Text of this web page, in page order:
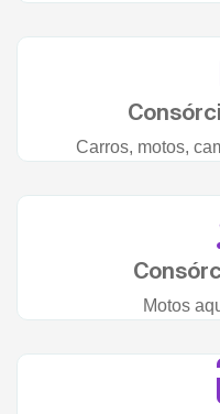
Carros, motos,
Motos